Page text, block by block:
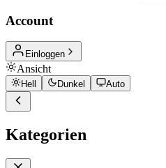
Account
Einloggen
Ansicht
Hell Dunkel Auto
Kategorien